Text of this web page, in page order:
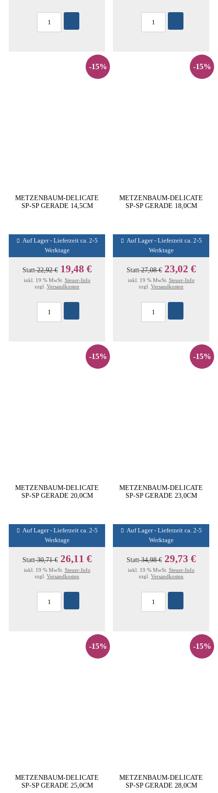
-15%
METZENBAUM-DELICATE
SP-SP GERADE 14,5CM
Auf Lager - Lieferzeit ca. 2-5
Werktage
Statt22,92 € 19,48 €
inkl. 19 % MwSt. Steuer-Info
zzgl. Versandkosten
-15%
METZENBAUM-DELICATE
SP-SP GERADE 18,0CM
Auf Lager - Lieferzeit ca. 2-5
Werktage
Statt27,08 € 23,02 €
inkl. 19 % MwSt. Steuer-Info
zzgl. Versandkosten
-15%
METZENBAUM-DELICATE
SP-SP GERADE 20,0CM
Auf Lager - Lieferzeit ca. 2-5
Werktage
Statt30,71 € 26,11 €
inkl. 19 % MwSt. Steuer-Info
zzgl. Versandkosten
-15%
METZENBAUM-DELICATE
SP-SP GERADE 23,0CM
Auf Lager - Lieferzeit ca. 2-5
Werktage
Statt34,98 € 29,73 €
inkl. 19 % MwSt. Steuer-Info
zzgl. Versandkosten
-15%
METZENBAUM-DELICATE
SP-SP GERADE 25,0CM
-15%
METZENBAUM-DELICATE
SP-SP GERADE 28,0CM